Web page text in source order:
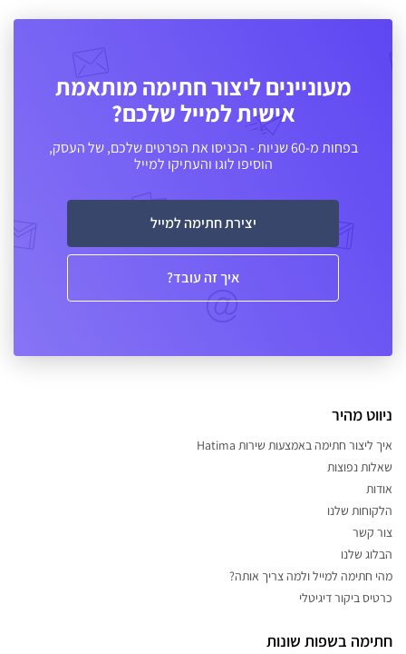
מעוניינים ליצור חתימה מותאמת
אישית למייל שלכם?
בפחות מ-60 שניות - הכניסו את הפרטים שלכם, של העסק,
הוסיפו לוגו והעתיקו למייל
יצירת חתימה למייל
איך זה עובד?
ניווט מהיר
איך ליצור חתימה באמצעות שירות Hatima
שאלות נפוצות
אודות
הלקוחות שלנו
צור קשר
הבלוג שלנו
מהי חתימה למייל ולמה צריך אותה?
כרטיס ביקור דיגיטלי
חתימה בשפות שונות